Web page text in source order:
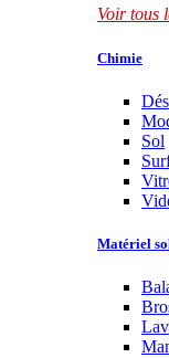
Voir tous
Chimie
Sol
Matériel